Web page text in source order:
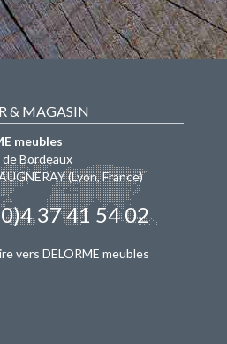
& MAGASIN
meubles
Bordeaux
(Lyon, France)
37 41 54 02
vers DELORME meubles